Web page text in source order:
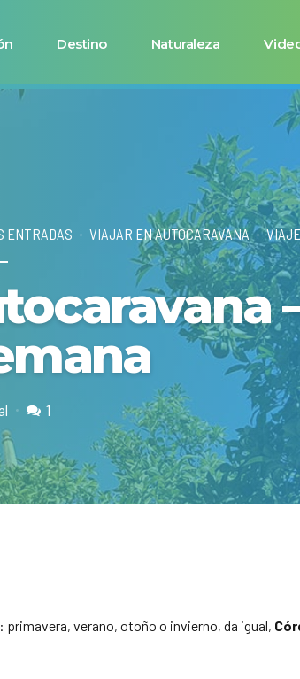
Destino Naturaleza
ENTRADAS VIAJAR EN AUTOCARAVANA
1
primavera, verano, otoño o invierno, da igual,